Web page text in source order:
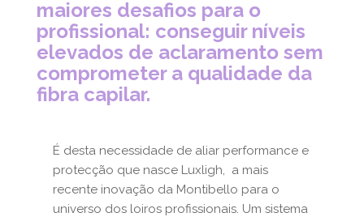
maiores desafios para o
profissional: conseguir níveis
elevados de aclaramento sem
comprometer a qualidade da
fibra capilar.
É desta necessidade de aliar performance e
protecção que nasce Luxligh, a mais
recente inovação da Montibello para o
universo dos loiros profissionais. Um sistema